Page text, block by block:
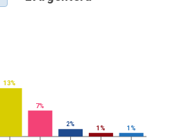
13%
7%
2%
1% 1%